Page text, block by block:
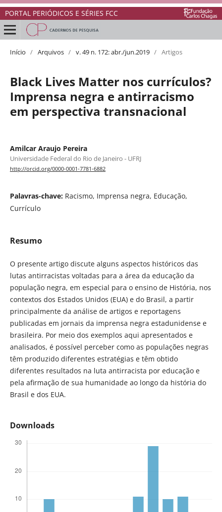
PORTAL PERIÓDICOS E SÉRIES FCC
Início / Arquivos / v. 49 n. 172: abr./jun.2019 / Artigos
Black Lives Matter nos currículos?
Imprensa negra e antirracismo
em perspectiva transnacional
Amilcar Araujo Pereira
Universidade Federal do Rio de Janeiro - UFRJ
http://orcid.org/0000-0001-7781-6882
Palavras-chave: Racismo, Imprensa negra, Educação,
Currículo
Resumo
O presente artigo discute alguns aspectos históricos das
lutas antirracistas voltadas para a área da educação da
população negra, em especial para o ensino de História, nos
contextos dos Estados Unidos (EUA) e do Brasil, a partir
principalmente da análise de artigos e reportagens
publicadas em jornais da imprensa negra estadunidense e
brasileira. Por meio dos exemplos aqui apresentados e
analisados, é possível perceber como as populações negras
têm produzido diferentes estratégias e têm obtido
diferentes resultados na luta antirracista por educação e
pela afirmação de sua humanidade ao longo da história do
Brasil e dos EUA.
Downloads